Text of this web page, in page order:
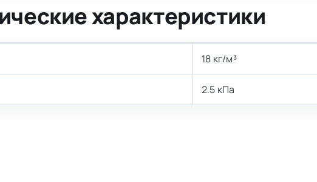
характеристики
18 кг/м³
2.5 кПа